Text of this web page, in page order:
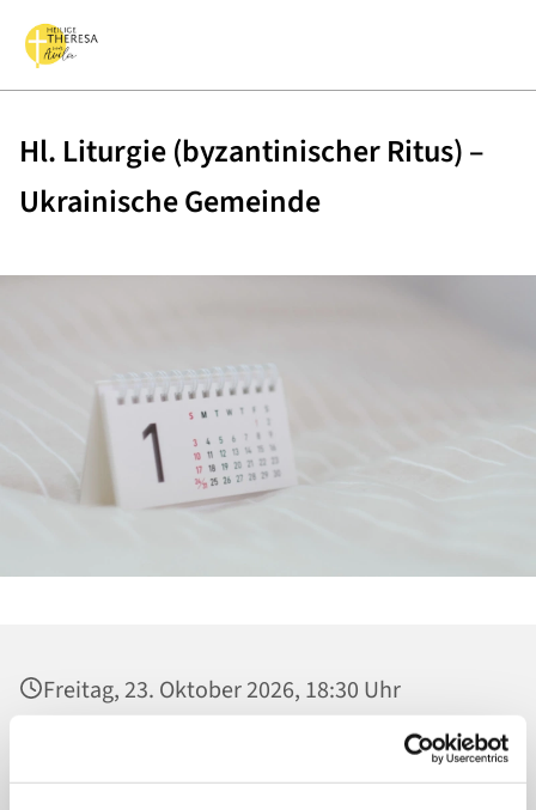
Hl. Liturgie (byzantinischer Ritus) –
Ukrainische Gemeinde
Freitag, 23. Oktober 2026, 18:30 Uhr
Heilig Kreuz, Kirche, Malchower Weg 22-24,
13053 Berlin